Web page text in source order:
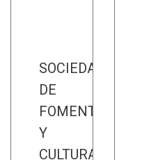
SOCIEDAD
DE
FOMENTO
Y
CULTURA